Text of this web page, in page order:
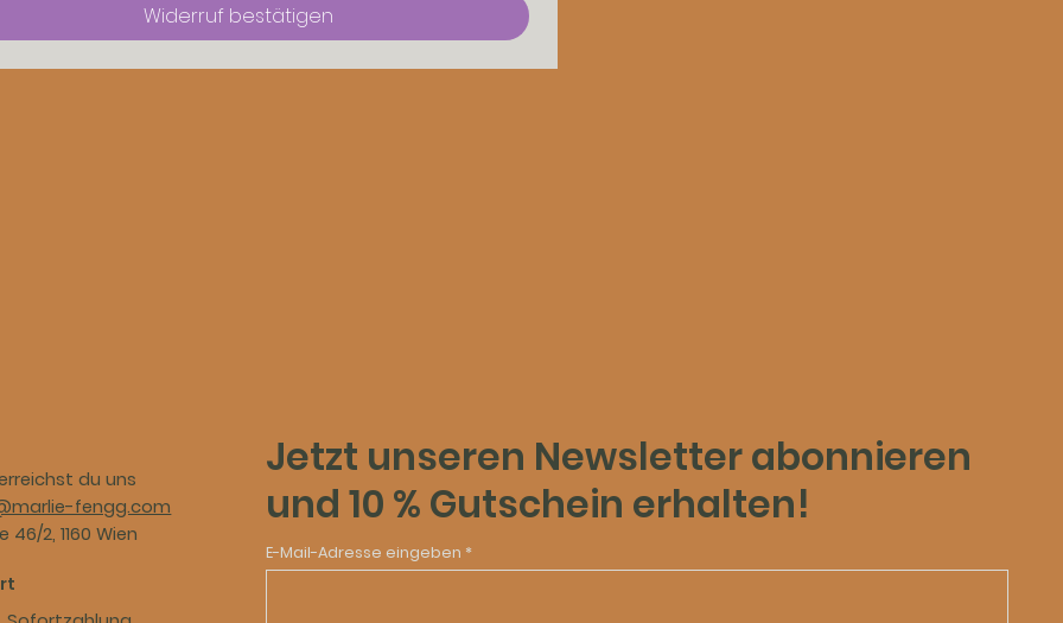
Widerruf bestätigen
du uns
fengg.com
46/2, 1160 Wien
Jetzt unseren Newsletter abonnieren
und 10 % Gutschein erhalten!
E-Mail-Adresse eingeben